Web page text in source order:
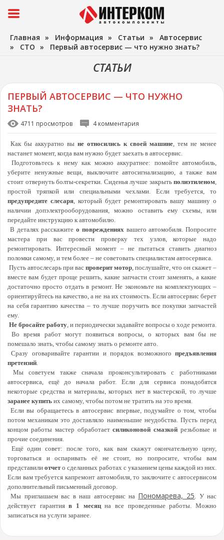
Главная » Информация » Статьи » Автосервис
» СТО » Первый автосервис — что нужно знать?
СТАТЬИ
ПЕРВЫЙ АВТОСЕРВИС — ЧТО НУЖНО
ЗНАТЬ?
4711 просмотров 4 комментария
Как бы аккуратно вы не относились к своей машине, тем не менее
настанет момент, когда вам нужно будет заехать в автосервис.
Подготовьтесь к нему как можно аккуратнее: помойте автомобиль,
уберите ненужные вещи, выключите автосигнализацию, а также вам
стоит отвернуть болты-секретки. Сиденья лучше закрыть полиэтиленом,
простой тряпкой или специальными чехлами. Если требуется, то
предупредите слесаря, который будет ремонтировать вашу машину о
наличии допэлектрооборудования, можно оставить ему схемы, или
передайте инструкцию к автомобилю.
В деталях расскажите о поврежденияхвашего автомобиля. Попросите
мастера при вас провести проверку тех узлов, которые надо
ремонтировать. Интересный момент – не пытаться ставить диагноз
поломки самому, и тем более – не советовать специалистам автосервиса.
Пусть автослесарь при вас проверит мотор, послушайте, что он скажет –
вместе вам будет проще решить, какие запчасти стоит заменять, а какие
достаточно просто отдать в ремонт. Не экономьте на комплектующих –
ориентируйтесь на качество, а не на их стоимость. Если автосервис берет
на себя гарантию качества – то лучше поручить все покупки запчастей
ему.
Не бросайте работу, и периодически задавайте вопросы о ходе ремонта.
Во время работ могут появиться вопросы, о которых вам бы не
помешало знать, чтобы самому знать о ремонте авто.
Сразу оговаривайте гарантии и порядок возможного предъявления
претензий.
Мы советуем также сначала проконсультировать с работниками
автосервиса, ещё до начала работ. Если для сервиса понадобятся
некоторые средства и материалы, которых нет в мастерской, то лучше
заранее купить их самому, чтобы потом не тратить на это время.
Если вы обращаетесь в автосервис впервые, подумайте о том, чтобы
потом механикам это доставляло наименьшие неудобства. Пусть перед
концом работы мастер обработаетсиликоновой смазкой резьбовые и
прочие соединения.
Ещё один совет: после того, как вам скажут окончательную цену,
торговаться и оспаривать её не стоит, но попросите, чтобы вам
представили отчето сделанных работах с указанием цены каждой из них.
Если вам требуется капремонт автомобиля, то заключите с автосервисом
дополнительный письменный договор.
Мы приглашаем вас в наш автосервис на Пономарева, 25. У нас
действует гарантияв 1 месяцна все проведенные работы. Можно
записаться на услуги заранее.